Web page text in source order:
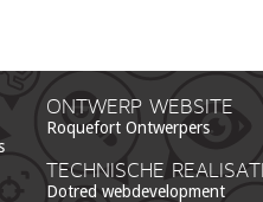
ONTWERP WEBSITE
Roquefort Ontwerpers
TECHNISCHE
Dotred webdevelopment